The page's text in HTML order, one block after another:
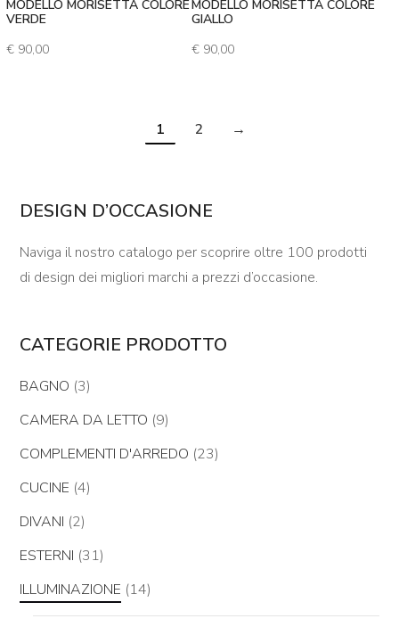
DESIGN D’OCCASIONE
Naviga il nostro catalogo per scoprire oltre 100 prodotti
di design dei migliori marchi a prezzi d’occasione.
CATEGORIE PRODOTTO
BAGNO (3)
CAMERA DA LETTO (9)
COMPLEMENTI D'ARREDO (23)
CUCINE (4)
DIVANI (2)
ESTERNI (31)
ILLUMINAZIONE (14)
MODELLO MORISETTA COLORE
VERDE
€ 90,00
MODELLO MORISETTA COLORE
GIALLO
€ 90,00
1 2 →